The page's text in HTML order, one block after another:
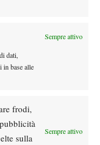
Sempre attivo
dati,
base alle
frodi,
sulla
Sempre attivo
programma,
7 agosto.
Darderi
ottavi